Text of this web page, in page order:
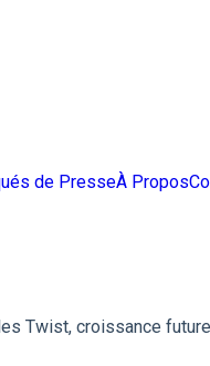
de PresseÀ Propos
Twist, croissance